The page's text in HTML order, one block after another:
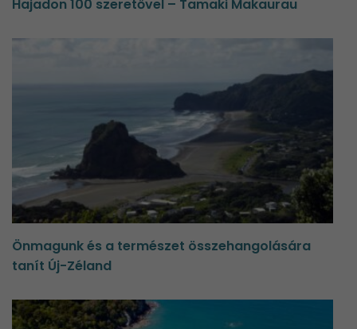
Hajadon 100 szeretővel – Tamaki Makaurau
Önmagunk és a természet összehangolására
tanít Új-Zéland